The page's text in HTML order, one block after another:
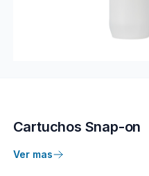
Cartuchos Snap-on
Ver mas